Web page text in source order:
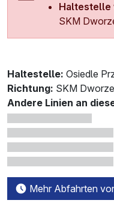
Haltestelle
SKM
Haltestelle: Osiedle
Richtung: SKM
Andere Linien an
Mehr Abfahrten